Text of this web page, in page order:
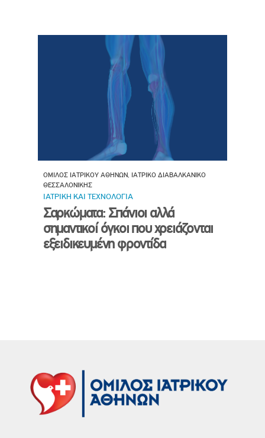
ΟΜΙΛΟΣ ΙΑΤΡΙΚΟΥ ΑΘΗΝΩΝ, ΙΑΤΡΙΚΟ ΔΙΑΒΑΛΚΑΝΙΚΟ
ΘΕΣΣΑΛΟΝΙΚΗΣ
ΙΑΤΡΙΚΗ ΚΑΙ ΤΕΧΝΟΛΟΓΙΑ
Σαρκώματα: Σπάνιοι αλλά
σημαντικοί όγκοι που χρειάζονται
εξειδικευμένη φροντίδα